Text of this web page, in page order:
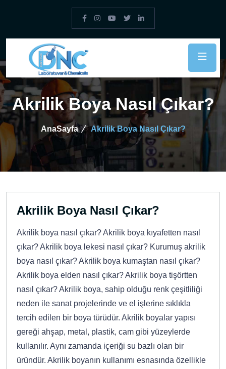
Akrilik Boya Nasıl Çıkar?
AnaSayfa Akrilik Boya Nasıl Çıkar?
Akrilik Boya Nasıl Çıkar?
Akrilik boya nasıl çıkar? Akrilik boya kıyafetten nasıl
çıkar? Akrilik boya lekesi nasıl çıkar? Kurumuş akrilik
boya nasıl çıkar? Akrilik boya kumaştan nasıl çıkar?
Akrilik boya elden nasıl çıkar? Akrilik boya tişörtten
nasıl çıkar? Akrilik boya, sahip olduğu renk çeşitliliği
neden ile sanat projelerinde ve el işlerine sıklıkla
tercih edilen bir boya türüdür. Akrilik boyalar yapısı
gereği ahşap, metal, plastik, cam gibi yüzeylerde
kullanılır. Aynı zamanda içeriği su bazlı olan bir
üründür. Akrilik boyanın kullanımı esnasında özellikle